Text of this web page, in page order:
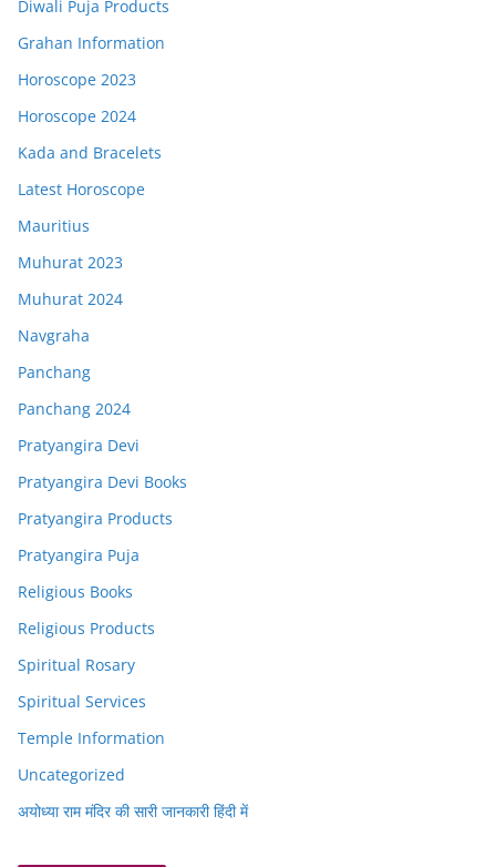
Diwali Puja Products
Grahan Information
Horoscope 2023
Horoscope 2024
Kada and Bracelets
Latest Horoscope
Mauritius
Muhurat 2023
Muhurat 2024
Navgraha
Panchang
Panchang 2024
Pratyangira Devi
Pratyangira Devi Books
Pratyangira Products
Pratyangira Puja
Religious Books
Religious Products
Spiritual Rosary
Spiritual Services
Temple Information
Uncategorized
अयोध्या राम मंदिर की सारी जानकारी हिंदी में